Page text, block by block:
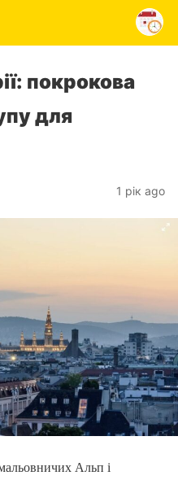
покрокова
для
1 рік ago
Альп і